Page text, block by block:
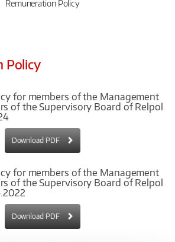
Remuneration Policy
Policy
for members of the Management
of the Supervisory Board of Relpol
Download PDF
for members of the Management
of the Supervisory Board of Relpol
Download PDF